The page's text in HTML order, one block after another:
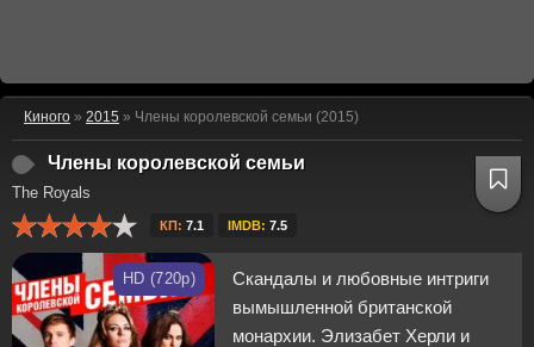
Киного » 2015 » Члены королевской семьи (2015)
Члены королевской семьи
The Royals
КП: 7.1 IMDB: 7.5
HD (720p)
Скандалы и любовные интриги
вымышленной британской
монархии. Элизабет Херли и